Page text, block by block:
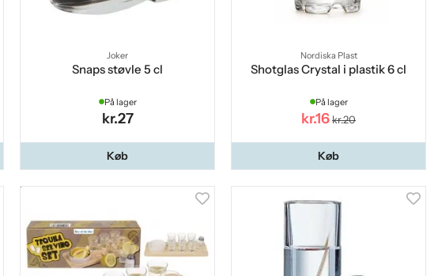
Joker
Snaps støvle 5 cl
På lager
kr.27
Køb
Nordiska Plast
Shotglas Crystal i plastik 6 cl
På lager
kr.16 kr.20
Køb